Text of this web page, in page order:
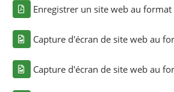
Enregistrer un site web au format
Capture d'écran de site web au
Capture d'écran de site web au